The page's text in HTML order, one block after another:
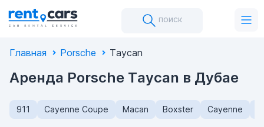
поиск
Главная Porsche Taycan
Аренда Porsche Taycan в Дубае
911 Cayenne Coupe Macan Boxster Cayenne